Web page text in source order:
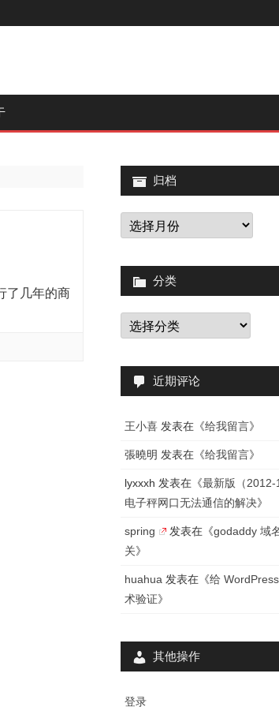
了几年的商
归档
归
档
分类
分
类
近期评论
王小喜 发表在《给我留言》
張曉明 发表在《给我留言》
lyxxxh 发表在《最新版（
电子秤网口无法通信的解决》
spring 发表在《godaddy 域
关》
huahua 发表在《给
术验证》
其他操作
登录